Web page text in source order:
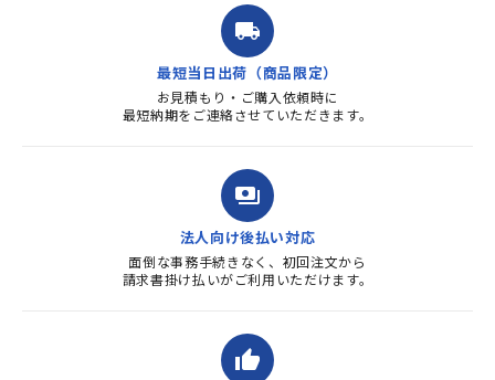
ました。商品到着も早く、品
質・使いやすさで満足していま
す。また、リピートするときは
よろしくお...
local_shipping
最短当日出荷（商品限定）
お見積もり・ご購入依頼時に
最短納期をご連絡させていただきます。
payments
法人向け後払い対応
面倒な事務手続きなく、初回注文から
請求書掛け払いがご利用いただけます。
thumb_up